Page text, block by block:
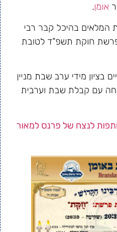
אומן.
המלאים בהיכל קבר רבי
חוקת תשפ"ד לטובת
בציון מידי ערב שבת מניין
עם קבלת שבת וערבית
לנצח של פרנס למאור